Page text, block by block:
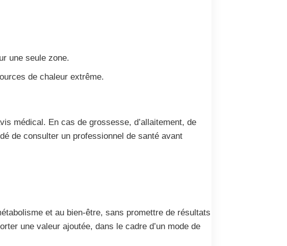
une seule zone.
de chaleur extrême.
médical. En cas de grossesse, d’allaitement, de
de consulter un professionnel de santé avant
et au bien-être, sans promettre de résultats
une valeur ajoutée, dans le cadre d’un mode de